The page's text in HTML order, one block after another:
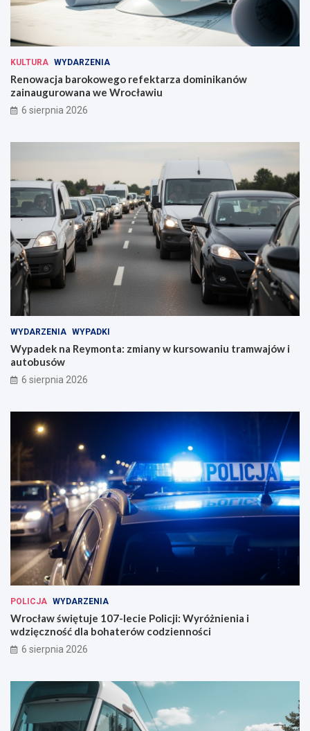
KULTURA WYDARZENIA
Renowacja barokowego refektarza dominikanów
zainaugurowana we Wrocławiu
6 sierpnia 2026
WYDARZENIA WYPADKI
Wypadek na Reymonta: zmiany w kursowaniu tramwajów i
autobusów
6 sierpnia 2026
POLICJA WYDARZENIA
Wrocław świętuje 107-lecie Policji: Wyróżnienia i
wdzięczność dla bohaterów codzienności
6 sierpnia 2026